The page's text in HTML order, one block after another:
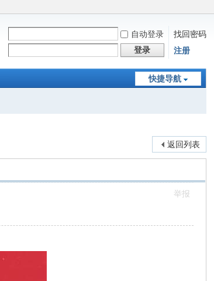
自动登录
找回密码
登录 注册
快捷导航
返回列表
举报